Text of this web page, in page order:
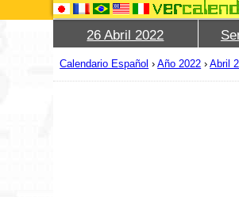
26 Abril 2022
Calendario Español ›Año 2022 ›Abril